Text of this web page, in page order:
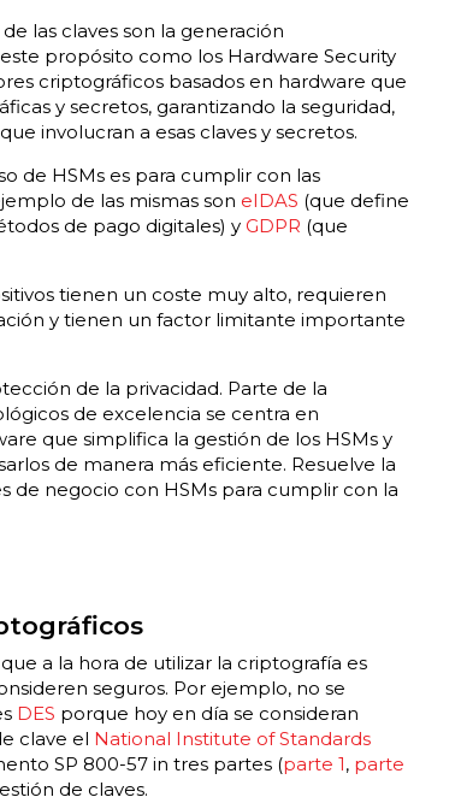
las claves son la generación
propósito como los Hardware Security
criptográficos basados en hardware que
y secretos, garantizando la seguridad,
involucran a esas claves y secretos.
de HSMs es para cumplir con las
de las mismas son eIDAS (que define
de pago digitales) y GDPR (que
tienen un coste muy alto, requieren
y tienen un factor limitante importante
de la privacidad. Parte de la
de excelencia se centra en
que simplifica la gestión de los HSMs y
de manera más eficiente. Resuelve la
de negocio con HSMs para cumplir con la
a la hora de utilizar la criptografía es
seguros. Por ejemplo, no se
DES porque hoy en día se consideran
clave el National Institute of Standards
SP 800-57 in tres partes (parte 1, parte
de claves.